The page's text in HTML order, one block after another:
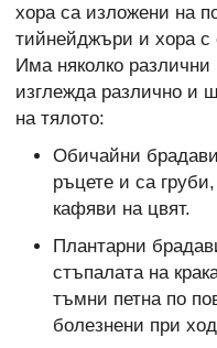
хора са изложени на
тийнейджъри и хора с
Има няколко
изглежда различно и
на тялото:
Обичайни
ръцете и са
кафяви на цвят.
Плантарни
стъпалата на
тъмни петна по
болезнени при